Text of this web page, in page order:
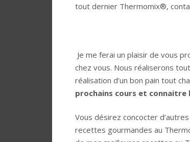
tout dernier Thermomix®,
Je me ferai un plaisir de vous
chez vous. Nous réaliserons
réalisation d’un bon pain tout
prochains cours et
Vous désirez concocter
recettes gourmandes au